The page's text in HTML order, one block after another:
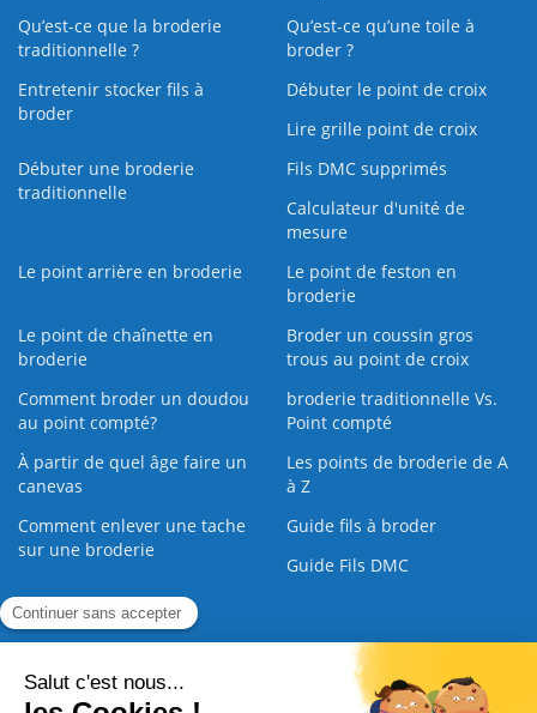
Qu’est-ce que la broderie
traditionnelle ?
Qu’est‑ce qu’une toile à
broder ?
Entretenir stocker fils à
broder
Débuter le point de croix
Lire grille point de croix
Débuter une broderie
traditionnelle
Fils DMC supprimés
Calculateur d'unité de
mesure
Le point arrière en broderie
Le point de feston en
broderie
Le point de chaînette en
broderie
Broder un coussin gros
trous au point de croix
Comment broder un doudou
au point compté?
broderie traditionnelle Vs.
Point compté
À partir de quel âge faire un
canevas
Les points de broderie de A
à Z
Comment enlever une tache
sur une broderie
Guide fils à broder
Guide Fils DMC
Guide de la Broderie